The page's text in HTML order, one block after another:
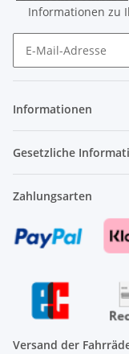
Informationen zu
Informationen
Gesetzliche
Zahlungsarten
Versand der